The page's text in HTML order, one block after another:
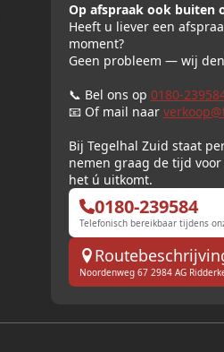
Op afspraak ook buiten
Heeft u liever een
moment?
Geen probleem — wij
📞 Bel ons op 0180-
📧 Of mail naar
Bij Tegelhal Zuid staat
nemen graag de tijd
het ú uitkomt.
0180-239584
Telefonisch bereikbaar tijdens
Noordenweg 67 2984 AG